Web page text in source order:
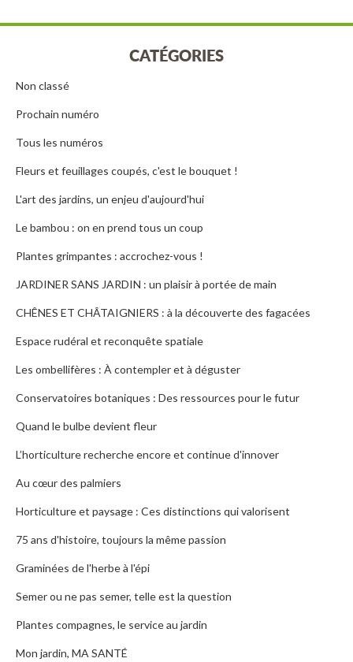
CATÉGORIES
Non classé
Prochain numéro
Tous les numéros
Fleurs et feuillages coupés, c'est le bouquet !
L'art des jardins, un enjeu d'aujourd'hui
Le bambou : on en prend tous un coup
Plantes grimpantes : accrochez-vous !
JARDINER SANS JARDIN : un plaisir à portée de main
CHÊNES ET CHÂTAIGNIERS : à la découverte des fagacées
Espace rudéral et reconquête spatiale
Les ombellifères : À contempler et à déguster
Conservatoires botaniques : Des ressources pour le futur
Quand le bulbe devient fleur
L’horticulture recherche encore et continue d'innover
Au cœur des palmiers
Horticulture et paysage : Ces distinctions qui valorisent
75 ans d'histoire, toujours la même passion
Graminées de l'herbe à l'épi
Semer ou ne pas semer, telle est la question
Plantes compagnes, le service au jardin
Mon jardin, MA SANTÉ